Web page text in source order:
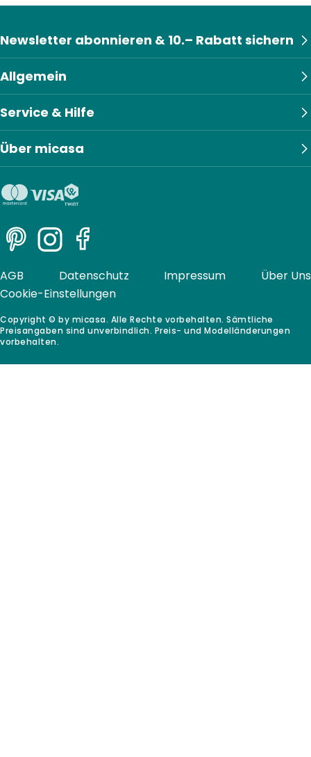
Allgemein
Service & Hilfe
Über micasa
Newsletter abonnieren & 10.– Rabatt sichern
PinterestInstagramFacebook
Copyright © by micasa. Alle Rechte vorbehalten. Sämtliche
Preisangaben sind unverbindlich. Preis- und Modelländerungen
vorbehalten.
AGB Datenschutz Impressum
Über Uns
Cookie-Einstellungen